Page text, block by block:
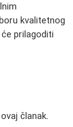
kvalitetnog
prilagoditi
članak.